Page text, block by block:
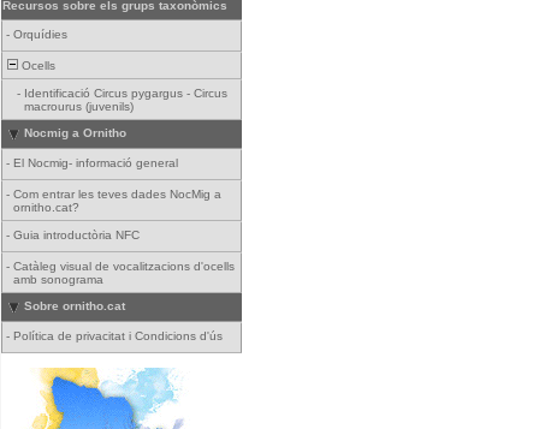
Recursos sobre els grups taxonòmics
- Orquídies
Ocells
- Identificació Circus pygargus - Circus
macrourus (juvenils)
Nocmig a Ornitho
- El Nocmig- informació general
- Com entrar les teves dades NocMig a
ornitho.cat?
- Guia introductòria NFC
- Catàleg visual de vocalitzacions d'ocells
amb sonograma
Sobre ornitho.cat
- Política de privacitat i Condicions d'ús